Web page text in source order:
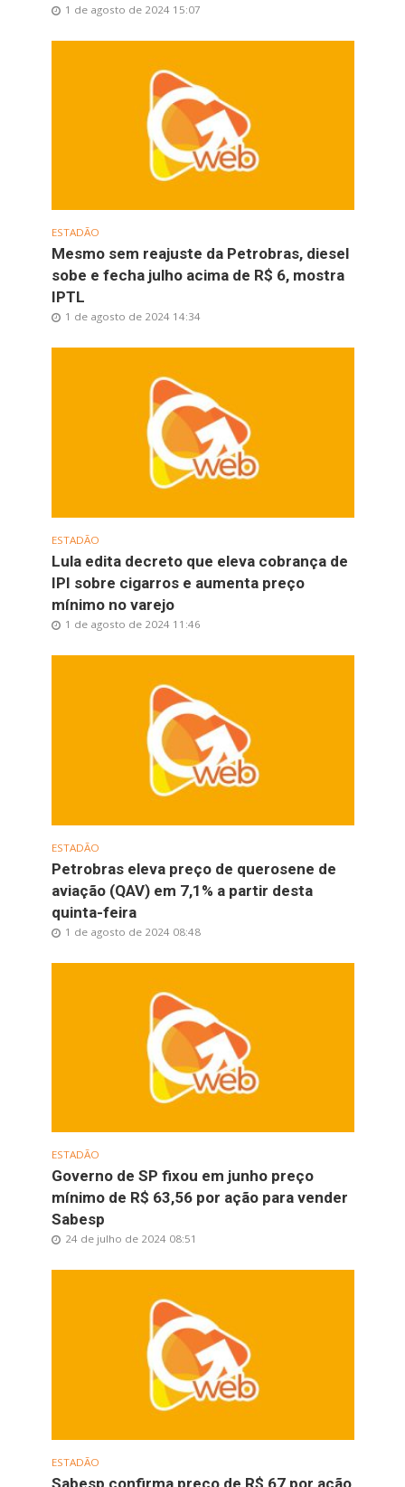
1 de agosto de 2024 15:07
ESTADÃO
Mesmo sem reajuste da Petrobras, diesel
sobe e fecha julho acima de R$ 6, mostra
IPTL
1 de agosto de 2024 14:34
ESTADÃO
Lula edita decreto que eleva cobrança de
IPI sobre cigarros e aumenta preço
mínimo no varejo
1 de agosto de 2024 11:46
ESTADÃO
Petrobras eleva preço de querosene de
aviação (QAV) em 7,1% a partir desta
quinta-feira
1 de agosto de 2024 08:48
ESTADÃO
Governo de SP fixou em junho preço
mínimo de R$ 63,56 por ação para vender
Sabesp
24 de julho de 2024 08:51
ESTADÃO
Sabesp confirma preço de R$ 67 por ação